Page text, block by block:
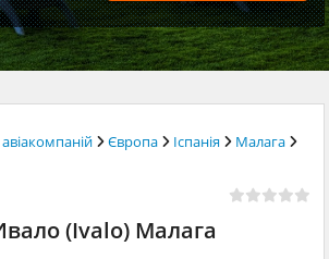
Європа Іспанія
Малага
(Ivalo) Малага